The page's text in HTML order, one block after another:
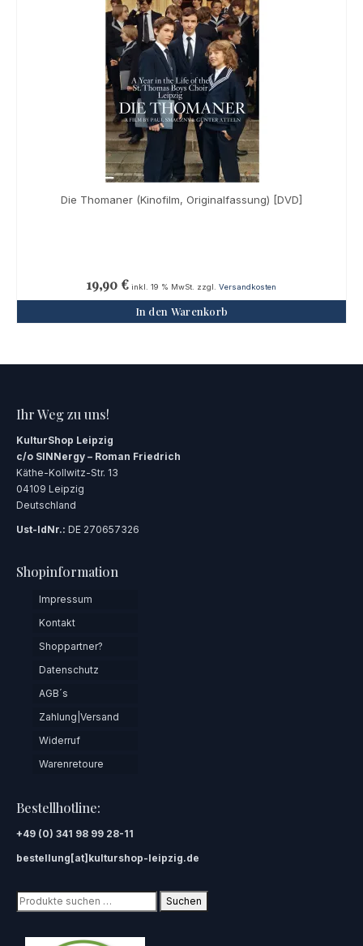
Die Thomaner (Kinofilm, Originalfassung) [DVD]
19,90 € inkl. 19 % MwSt. zzgl. Versandkosten
In den Warenkorb
Ihr Weg zu uns!
KulturShop Leipzig
c/o SINNergy – Roman Friedrich
Käthe-Kollwitz-Str. 13
04109 Leipzig
Deutschland
Ust-IdNr.: DE 270657326
Shopinformation
Impressum
Kontakt
Shoppartner?
Datenschutz
AGB´s
Zahlung|Versand
Widerruf
Warenretoure
Bestellhotline:
+49 (0) 341 98 99 28-11
bestellung[at]kulturshop-leipzig.de
Suchen
nach:
Suchen